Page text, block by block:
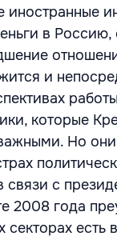
в Россию,
и
которые
Но
связи с
2008 года
секторах есть